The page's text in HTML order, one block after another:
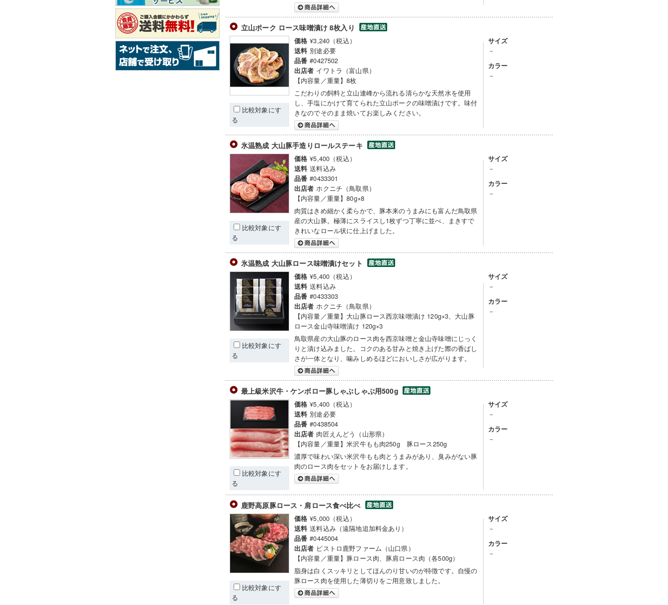
立山ポーク ロース味噌漬け 8枚入り
比較対象にす
る
価格 ¥3,240（税込）
送料 別途必要
品番 #0427502
出店者 イワトラ（富山県）
【内容量／重量】8枚
こだわりの飼料と立山連峰から流れる清らかな天然水を使用
し、手塩にかけて育てられた立山ポークの味噌漬けです。味付
きなのでそのまま焼いてお楽しみください。
サイズ
－
カラー
－
氷温熟成 大山豚手造りロールステーキ
比較対象にす
る
価格 ¥5,400（税込）
送料 送料込み
品番 #0433301
出店者 ホクニチ（鳥取県）
【内容量／重量】80g×8
肉質はきめ細かく柔らかで、豚本来のうまみにも富んだ鳥取県
産の大山豚。極薄にスライスし1枚ずつ丁寧に並べ、まきすで
きれいなロール状に仕上げました。
サイズ
－
カラー
－
氷温熟成 大山豚ロース味噌漬けセット
比較対象にす
る
価格 ¥5,400（税込）
送料 送料込み
品番 #0433303
出店者 ホクニチ（鳥取県）
【内容量／重量】大山豚ロース西京味噌漬け 120g×3、大山豚
ロース金山寺味噌漬け 120g×3
鳥取県産の大山豚のロース肉を西京味噌と金山寺味噌にじっく
りと漬け込みました。コクのある甘みと焼き上げた際の香ばし
さが一体となり、噛みしめるほどにおいしさが広がります。
サイズ
－
カラー
－
最上級米沢牛・ケンボロー豚しゃぶしゃぶ用500g
比較対象にす
る
価格 ¥5,400（税込）
送料 別途必要
品番 #0438504
出店者 肉匠えんどう（山形県）
【内容量／重量】米沢牛もも肉250g 豚ロース250g
濃厚で味わい深い米沢牛もも肉とうまみがあり、臭みがない豚
肉のロース肉をセットをお届けします。
サイズ
－
カラー
－
鹿野高原豚ロース・肩ロース食べ比べ
比較対象にす
る
価格 ¥5,000（税込）
送料 送料込み（遠隔地追加料金あり）
品番 #0445004
出店者 ビストロ鹿野ファーム（山口県）
【内容量／重量】豚ロース肉、豚肩ロース肉（各500g）
脂身は白くスッキリとしてほんのり甘いのが特徴です。自慢の
豚ロース肉を使用した薄切りをご用意致しました。
サイズ
－
カラー
－